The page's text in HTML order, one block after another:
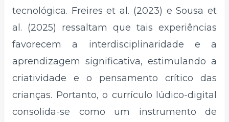
tecnológica. Freires et al. (2023) e Sousa et
al. (2025) ressaltam que tais experiências
favorecem a interdisciplinaridade e a
aprendizagem significativa, estimulando a
criatividade e o pensamento crítico das
crianças. Portanto, o currículo lúdico-digital
consolida-se como um instrumento de